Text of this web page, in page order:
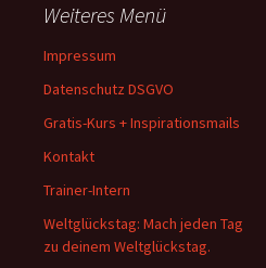
Weiteres Menü
Impressum
Datenschutz DSGVO
Gratis-Kurs + Inspirationsmails
Kontakt
Trainer-Intern
Weltglückstag: Mach jeden Tag
zu deinem Weltglückstag.